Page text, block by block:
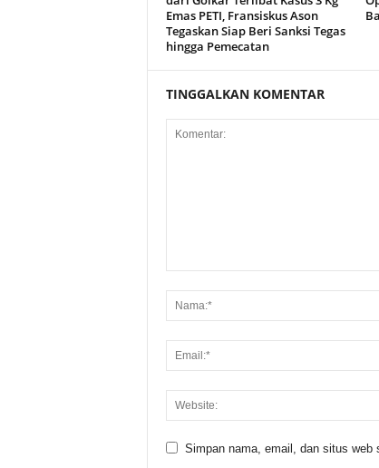
Emas PETI, Fransiskus Ason
Tegaskan Siap Beri Sanksi Tegas
hingga Pemecatan
TINGGALKAN KOMENTAR
Simpan nama, email, dan situs web